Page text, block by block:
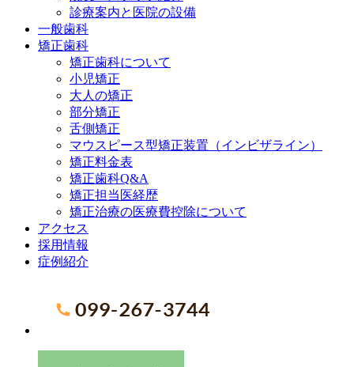
診療案内と医院の設備
一般歯科
矯正歯科
矯正歯科について
小児矯正
大人の矯正
部分矯正
舌側矯正
マウスピース型矯正装置（インビザライン）
矯正料金表
矯正歯科Q&A
矯正担当医経歴
矯正治療の医療費控除について
アクセス
採用情報
症例紹介